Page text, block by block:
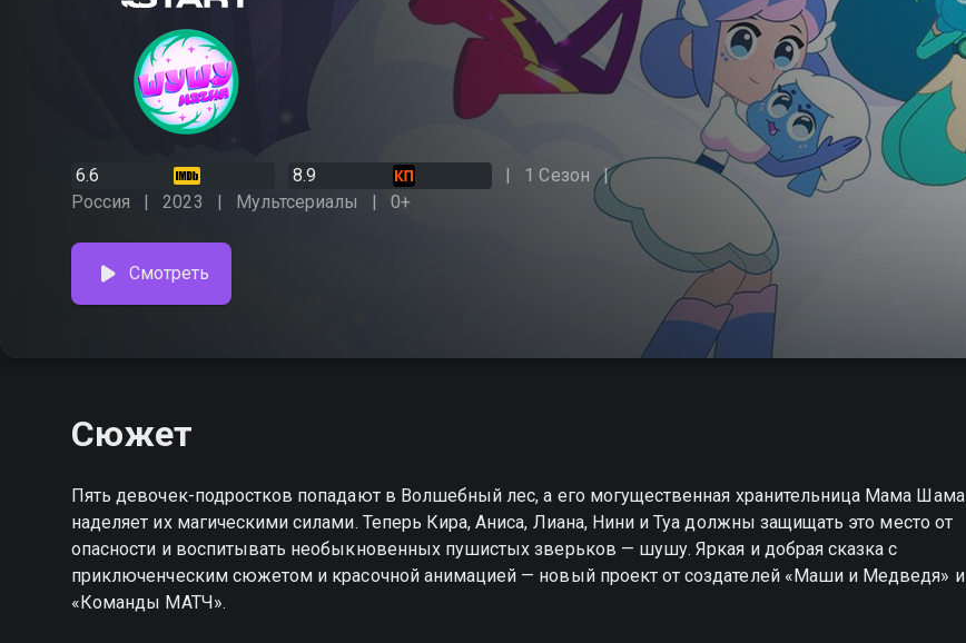
6.6 8.9
1 Сезон
Россия
2023 Мультсериалы 0+
Смотреть
Сюжет
Пять девочек-подростков попадают в Волшебный лес, а его могущественная хранительница Мама Шама
наделяет их магическими силами. Теперь Кира, Аниса, Лиана, Нини и Туа должны защищать это место от
опасности и воспитывать необыкновенных пушистых зверьков — шушу. Яркая и добрая сказка с
приключенческим сюжетом и красочной анимацией — новый проект от создателей «Маши и Медведя» и
«Команды МАТЧ».